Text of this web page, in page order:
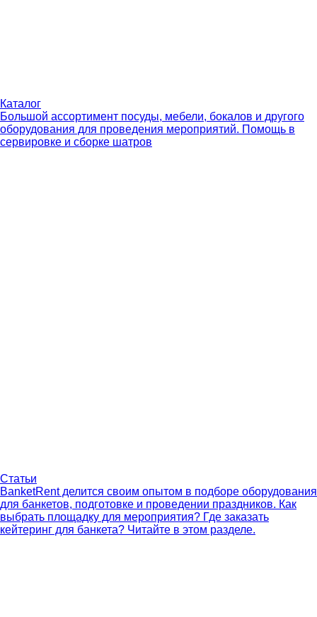
Каталог
Большой ассортимент посуды, мебели, бокалов и другого
оборудования для проведения мероприятий. Помощь в
сервировке и сборке шатров
Статьи
BanketRent делится своим опытом в подборе оборудования
для банкетов, подготовке и проведении праздников. Как
выбрать площадку для мероприятия? Где заказать
кейтеринг для банкета? Читайте в этом разделе.